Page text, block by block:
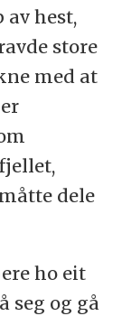
av hest,
store
med at
dele
ho eit
seg og gå